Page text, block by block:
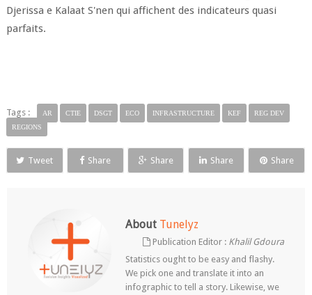
Djerissa e Kalaat S'nen qui affichent des indicateurs quasi
parfaits.
Tags : AR CTIE DSGT ECO INFRASTRUCTURE KEF
REG DEV
REGIONS
Tweet Share Share Share Share
About Tunelyz
Publication Editor : Khalil Gdoura
Statistics ought to be easy and flashy.
We pick one and translate it into an
infographic to tell a story. Likewise, we